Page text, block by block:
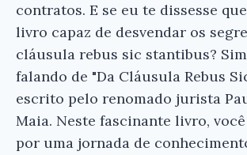
contratos. E se eu te dissesse
livro capaz de desvendar os
cláusula rebus sic stantibus?
falando de "Da Cláusula Rebus
escrito pelo renomado jurista
Maia. Neste fascinante livro,
por uma jornada de